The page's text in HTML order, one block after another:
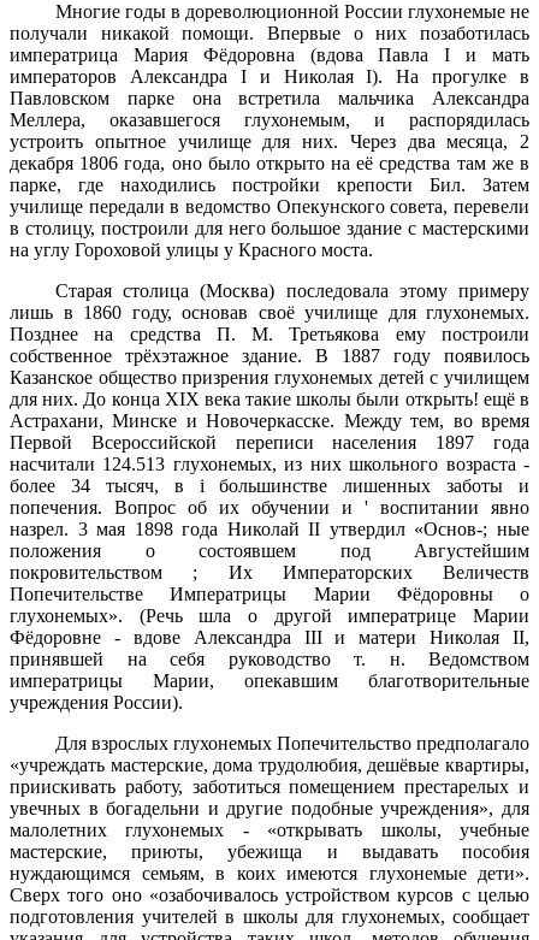
Многие годы в дореволюционной России глухонемые не
получали никакой помощи. Впервые о них позаботилась
императрица Мария Фёдоровна (вдова Павла I и мать
императоров Александра I и Николая I). На прогулке в
Павловском парке она встретила мальчика Алексан­дра
Меллера, оказавшегося глухонемым, и распорядилась
устроить опытное училище для них. Через два месяца, 2
декабря 1806 года, оно было открыто на её средства там же в
парке, где находились построй­ки крепости Бил. Затем
училище передали в ведомство Опекунского совета, перевели
в столицу, построили для него большое здание с мастерскими
на углу Гороховой улицы у Красного моста.
Старая столица (Москва) последовала этому примеру
лишь в 1860 году, основав своё училище для глухонемых.
Позднее на средства П. М. Третьякова ему построили
собственное трёхэтажное здание. В 1887 году появилось
Казанское общество призрения глухонемых детей с училищем
для них. До конца XIX века такие школы были открыть! ещё в
Астрахани, Минске и Новочеркасске. Между тем, во время
Первой Всероссийской переписи населения 1897 года
насчитали 124.513 глухонемых, из них школьного возраста -
более 34 тысяч, в i большинстве лишенных заботы и
попечения. Вопрос об их обучении и ' воспитании явно
назрел. 3 мая 1898 года Николай II утвердил «Основ-; ные
положения о состоявшем под Августейшим
покровительством ; Их Императорских Величеств
Попечительстве Императрицы Марии Фёдоровны о
глухонемых». (Речь шла о другой императрице Марии
Фёдоровне - вдове Александра III и матери Николая II,
принявшей на себя руководство т. н. Ведомством
императрицы Марии, опекавшим благотворительные
учреждения России).
Для взрослых глухонемых Попечительство предполагало
«учреж­дать мастерские, дома трудолюбия, дешёвые квартиры,
приискивать работу, заботиться помещением престарелых и
увечных в богадельни и другие подобные учреждения», для
малолетних глухонемых - «открывать школы, учебные
мастерские, приюты, убежища и выдавать пособия
нуждающимся семьям, в коих имеются глухонемые дети».
Сверх того оно «озабочивалось устройством курсов с целью
подго­товления учителей в школы для глухонемых, сообщает